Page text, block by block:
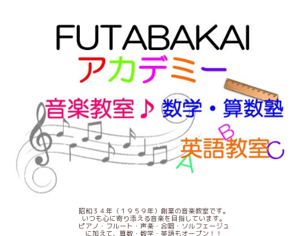
昭和３４年（１９５９年）創業の音楽教室です。
いつも心に寄り添える音楽を目指しています。
ピアノ・フルート・声楽・合唱・ソルフェージュ
に加えて、算数・数学・英語もオープン！！